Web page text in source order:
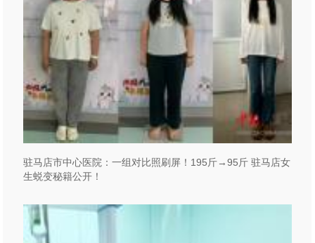
驻马店市中心医院：一组对比照刷屏！195斤→95斤 驻马店女
生蜕变秘籍公开！